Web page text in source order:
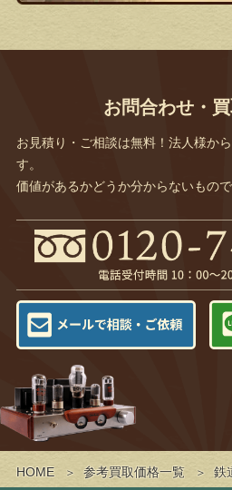
HOME 参考買取価格一覧 鉄
お問合わせ・
お見積り・ご相談は無料！法人様か
す。
価値があるかどうか分からないもの